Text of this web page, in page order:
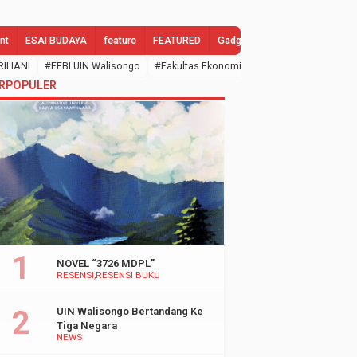
ESAI BUDAYA feature FEATURED Gadgets
#FEBI UIN Walisongo #Fakultas Ekonomi dan Bisnis Islam
RESENSI RESENSI BUKU
NOVEL “3726 MDPL”
NEWS
UIN Walisongo Bertandang Ke
Tiga Negara